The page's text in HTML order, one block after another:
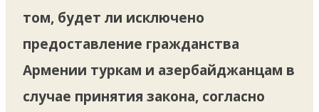
том, будет ли исключено
предоставление гражданства
Армении туркам и азербайджанцам в
случае принятия закона, согласно